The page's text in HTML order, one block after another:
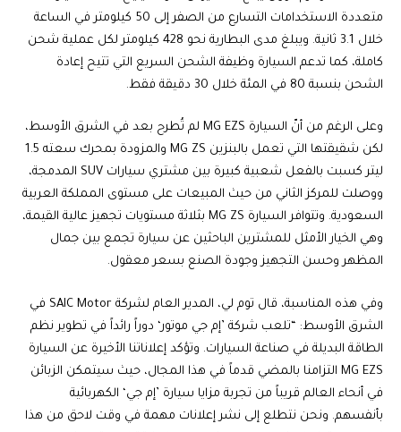
متعددة الاستخدامات التسارع من الصفر إلى 50 كيلومتر في الساعة
خلال 3.1 ثانية. ويبلغ مدى البطارية نحو 428 كيلومتر لكل عملية شحن
كاملة، كما تدعم السيارة وظيفة الشحن السريع التي تتيح إعادة
الشحن بنسبة 80 في المئة خلال 30 دقيقة فقط.
وعلى الرغم من أنّ السيارة MG EZS لم تُطرح بعد في الشرق الأوسط،
لكن شقيقتها التي تعمل بالبنزين MG ZS والمزودة بمحرك سعته 1.5
ليتر كسبت بالفعل شعبية كبيرة بين مشتري سيارات SUV المدمجة،
ووصلت للمركز الثاني من حيث المبيعات على مستوى المملكة العربية
السعودية. وتتوافر السيارة MG ZS بثلاثة مستويات تجهيز عالية القيمة،
وهي الخيار الأمثل للمشترين الباحثين عن سيارة تجمع بين جمال
المظهر وحسن التجهيز وجودة الصنع بسعر معقول.
وفي هذه المناسبة، قال توم لي، المدير العام لشركة SAIC Motor في
الشرق الأوسط: “تلعب شركة ’إم جي موتور‘ دوراً رائداً في تطوير نظم
الطاقة البديلة في صناعة السيارات. وتؤكد إعلاناتنا الأخيرة عن السيارة
MG EZS التزامنا بالمضي قدماً في هذا المجال، حيث سيتمكن الزبائن
في أنحاء العالم قريباً من تجربة مزايا سيارة ’إم جي‘ الكهربائية
بأنفسهم. ونحن نتطلع إلى نشر إعلانات مهمة في وقت لاحق من هذا